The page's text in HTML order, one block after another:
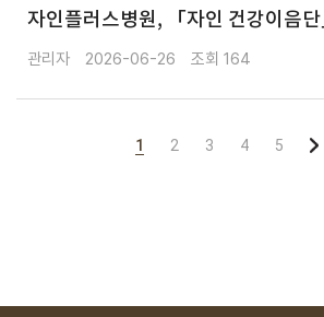
자인플러스병원, 「자인 건강이음
관리자 2026-06-26 164
1 2 3 4 5